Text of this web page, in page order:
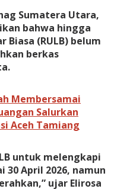
Sumatera Utara,
bahwa hingga
Biasa (RULB) belum
berkas
Membersamai
Salurkan
Aceh Tamiang
untuk melengkapi
30 April 2026, namun
ujar Elirosa